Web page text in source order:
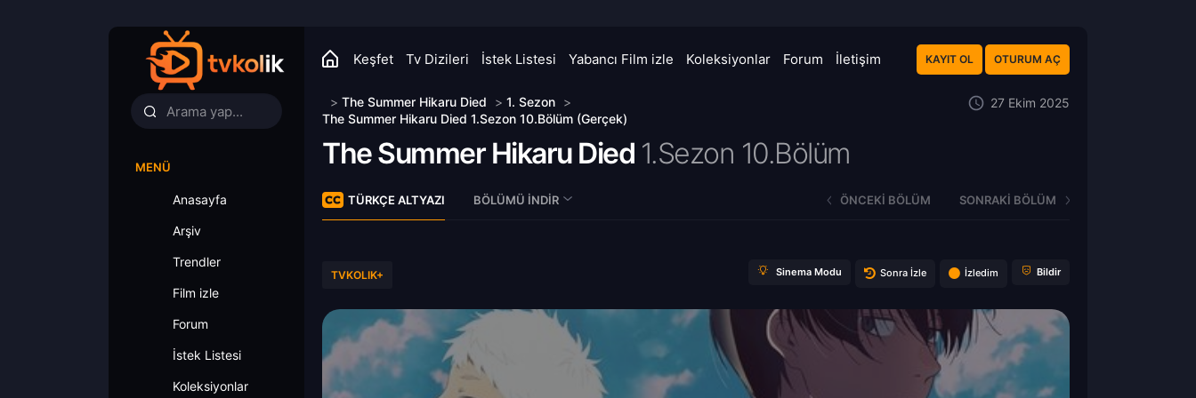
Keşfet Tv Dizileri İstek Listesi Yabancı Film izle Koleksiyonlar Forum İletişim KAYIT OL OTURUM AÇ
MENÜ
Anasayfa
Arşiv
Trendler
Film izle
Forum
İstek Listesi
Koleksiyonlar
> The Summer Hikaru Died > 1. Sezon >
The Summer Hikaru Died 1.Sezon 10.Bölüm (Gerçek)
27 Ekim 2025
The Summer Hikaru Died 1.Sezon 10.Bölüm
TÜRKÇE ALTYAZI BÖLÜMÜ İNDIR ÖNCEKI BÖLÜM SONRAKI BÖLÜM
TVKOLIK+ Sinema Modu Sonra İzle İzledim Bildir